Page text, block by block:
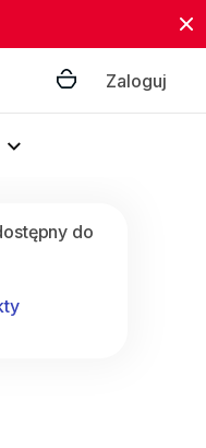
Zaloguj
do